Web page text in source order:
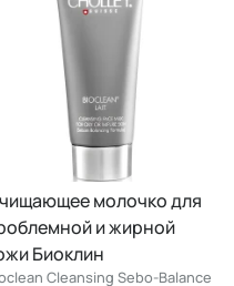
молочко для
и жирной
Биоклин
Cleansing Sebo-Balance